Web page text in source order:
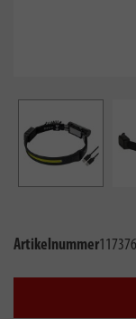
Artikelnummer